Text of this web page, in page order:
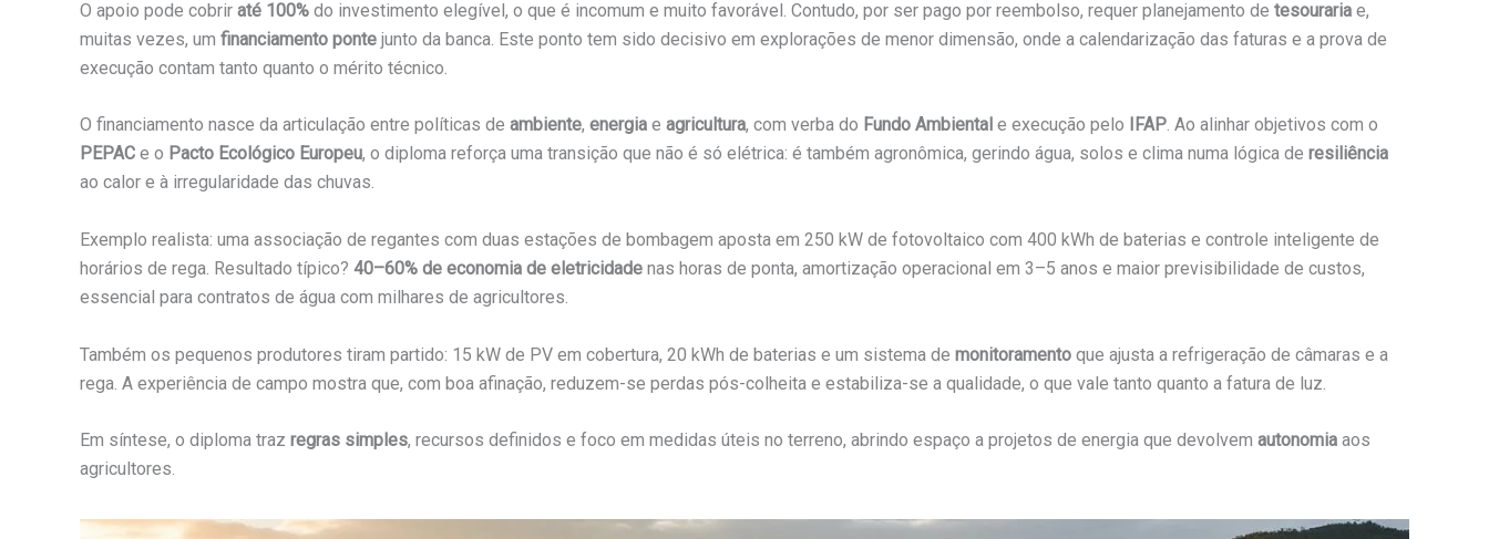
O apoio pode cobrir até 100% do investimento elegível, o que é incomum e muito favorável. Contudo, por ser pago por reembolso, requer planejamento de tesouraria e,
muitas vezes, um financiamento ponte junto da banca. Este ponto tem sido decisivo em explorações de menor dimensão, onde a calendarização das faturas e a prova de
execução contam tanto quanto o mérito técnico.
O financiamento nasce da articulação entre políticas de ambiente, energia e agricultura, com verba do Fundo Ambiental e execução pelo IFAP. Ao alinhar objetivos com o
PEPAC e o Pacto Ecológico Europeu, o diploma reforça uma transição que não é só elétrica: é também agronômica, gerindo água, solos e clima numa lógica de resiliência
ao calor e à irregularidade das chuvas.
Exemplo realista: uma associação de regantes com duas estações de bombagem aposta em 250 kW de fotovoltaico com 400 kWh de baterias e controle inteligente de
horários de rega. Resultado típico? 40–60% de economia de eletricidade nas horas de ponta, amortização operacional em 3–5 anos e maior previsibilidade de custos,
essencial para contratos de água com milhares de agricultores.
Também os pequenos produtores tiram partido: 15 kW de PV em cobertura, 20 kWh de baterias e um sistema de monitoramento que ajusta a refrigeração de câmaras e a
rega. A experiência de campo mostra que, com boa afinação, reduzem-se perdas pós-colheita e estabiliza-se a qualidade, o que vale tanto quanto a fatura de luz.
Em síntese, o diploma traz regras simples, recursos definidos e foco em medidas úteis no terreno, abrindo espaço a projetos de energia que devolvem autonomia aos
agricultores.